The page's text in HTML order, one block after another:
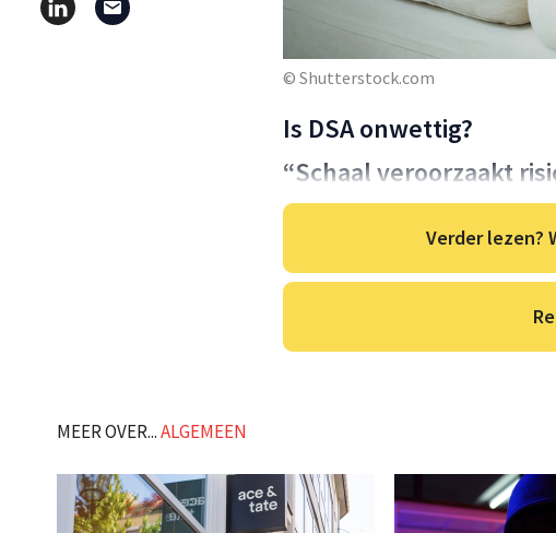
© Shutterstock.com
Is DSA onwettig?
“Schaal veroorzaakt
Verder lezen?
MEER OVER...ALGEMEEN